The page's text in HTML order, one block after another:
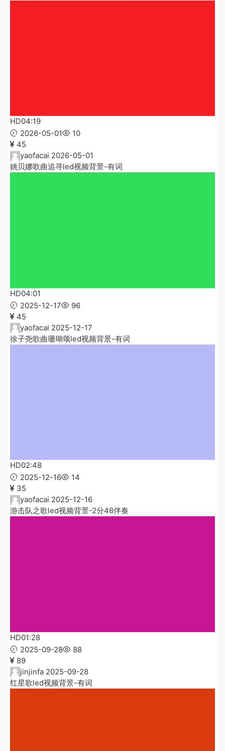
HD04:19
2026-05-01
10
45
yaofacai 2026-05-01
姚贝娜歌曲追寻led视频背景-有词
HD04:01
2025-12-17
96
45
yaofacai 2025-12-17
徐子尧歌曲珊瑚颂led视频背景-有词
HD02:48
2025-12-16
14
35
yaofacai 2025-12-16
游击队之歌led视频背景-2分48伴奏
HD01:28
2025-09-28
88
89
jinjinfa 2025-09-28
红星歌led视频背景-有词